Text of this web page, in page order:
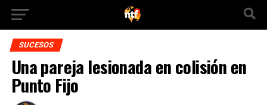
SUCESOS
Una pareja lesionada en colisión en
Punto Fijo